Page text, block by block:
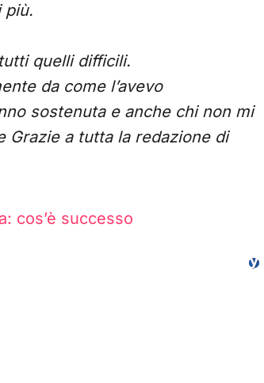
più.
quelli difficili.
da come l’avevo
sostenuta e anche chi non mi
Grazie a tutta la redazione di
cos’è successo